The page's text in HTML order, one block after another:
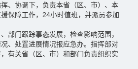
、协调下，负责本省（区、市）、本
保障工作，24小时值班，并派员参加
门跟踪事态发展，检查影响范围，
、处置进展情况报应急办。指挥部对
有关省（区、市）和部门负责组织实